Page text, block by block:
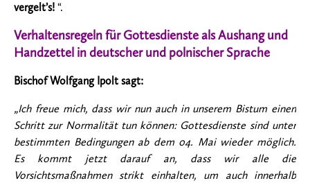
vergelt’s! “.
Verhaltensregeln für Gottesdienste als Aushang und
Handzettel in deutscher und polnischer Sprache
Bischof Wolfgang Ipolt sagt:
„Ich freue mich, dass wir nun auch in unserem Bistum einen
Schritt zur Normalität tun können: Gottesdienste sind unter
bestimmten Bedingungen ab dem 04. Mai wieder möglich.
Es kommt jetzt darauf an, dass wir alle die
Vorsichtsmaßnahmen strikt einhalten, um auch innerhalb